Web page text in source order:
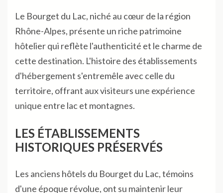
Le Bourget du Lac, niché au cœur de la région
Rhône-Alpes, présente un riche patrimoine
hôtelier qui reflète l'authenticité et le charme de
cette destination. L'histoire des établissements
d'hébergement s'entremêle avec celle du
territoire, offrant aux visiteurs une expérience
unique entre lac et montagnes.
LES ÉTABLISSEMENTS
HISTORIQUES PRÉSERVÉS
Les anciens hôtels du Bourget du Lac, témoins
d'une époque révolue, ont su maintenir leur